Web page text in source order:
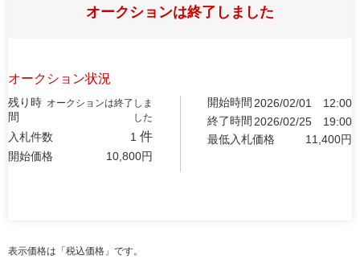
オークションは終了しました
オークション状況
残り時
間
オークションは終了しま
した
入札件数 1 件
開始価格 10,800円
開始時間 2026/02/01
12:00
終了時間 2026/02/25
19:00
最低入札価格
11,400円
表示価格は「税込価格」です。